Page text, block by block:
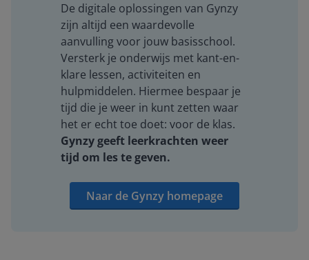
De digitale oplossingen van Gynzy
zijn altijd een waardevolle
aanvulling voor jouw basisschool.
Versterk je onderwijs met kant-en-
klare lessen, activiteiten en
hulpmiddelen. Hiermee bespaar je
tijd die je weer in kunt zetten waar
het er echt toe doet: voor de klas.
Gynzy geeft leerkrachten weer
tijd om les te geven.
Naar de Gynzy homepage